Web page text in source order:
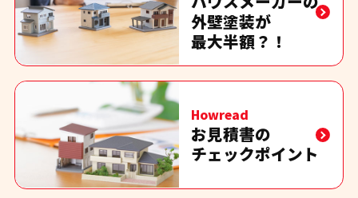
外壁塗装が
最大半額？！
Howread
お見積書の
チェックポイント